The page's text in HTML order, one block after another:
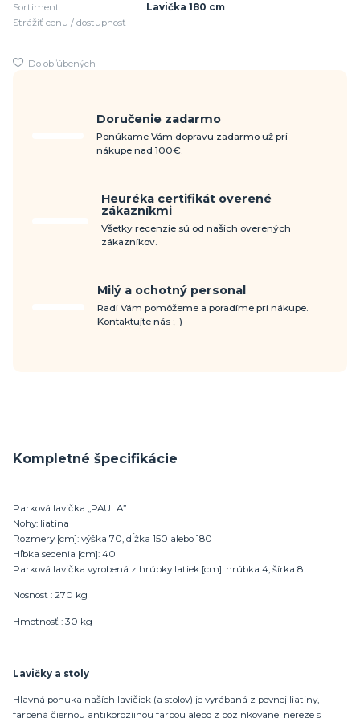
Sortiment:
Lavička 180 cm
Strážiť cenu / dostupnosť
Do obľúbených
Doručenie zadarmo
Ponúkame Vám dopravu zadarmo už pri
nákupe nad 100€.
Heuréka certifikát overené
zákazníkmi
Všetky recenzie sú od našich overených
zákazníkov.
Milý a ochotný personal
Radi Vám pomôžeme a poradíme pri nákupe.
Kontaktujte nás ;-)
Kompletné špecifikácie
Parková lavička „PAULA”
Nohy: liatina
Rozmery [cm]: výška 70, dĺžka 150 alebo 180
Hľbka sedenia [cm]: 40
Parková lavička vyrobená z hrúbky latiek [cm]: hrúbka 4; šírka 8
Nosnosť : 270 kg
Hmotnosť : 30 kg
Lavičky a stoly
Hlavná ponuka naších lavičiek (a stolov) je vyrábaná z pevnej liatiny,
farbená čiernou antikorozíjnou farbou alebo z pozinkovanej nereze s